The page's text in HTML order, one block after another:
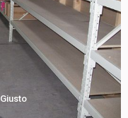
Giusto